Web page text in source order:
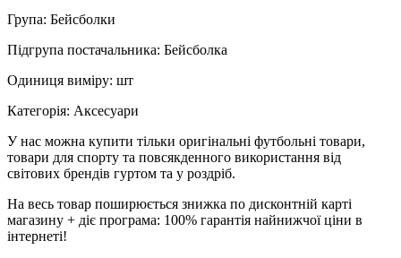
Група: Бейсболки
Підгрупа постачальника: Бейсболка
Одиниця виміру: шт
Категорія: Аксесуари
У нас можна купити тільки оригінальні футбольні товари,
товари для спорту та повсякденного використання від
світових брендів гуртом та у роздріб.
На весь товар поширюється знижка по дисконтній карті
магазину + діє програма: 100% гарантія найнижчої ціни в
інтернеті!